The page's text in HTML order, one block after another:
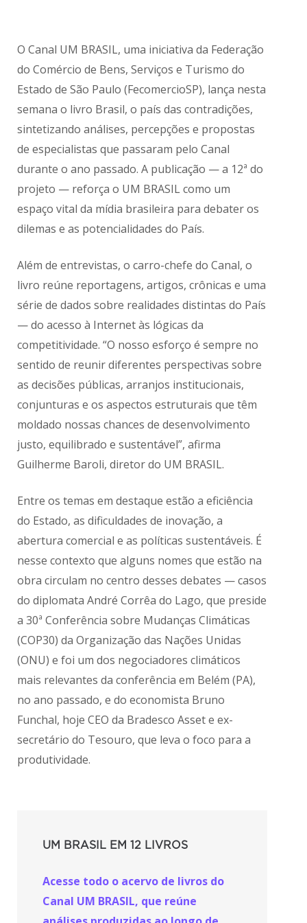
O Canal UM BRASIL, uma iniciativa da Federação
do Comércio de Bens, Serviços e Turismo do
Estado de São Paulo (FecomercioSP), lança nesta
semana o livro Brasil, o país das contradições,
sintetizando análises, percepções e propostas
de especialistas que passaram pelo Canal
durante o ano passado. A publicação — a 12ª do
projeto — reforça o UM BRASIL como um
espaço vital da mídia brasileira para debater os
dilemas e as potencialidades do País.
Além de entrevistas, o carro-chefe do Canal, o
livro reúne reportagens, artigos, crônicas e uma
série de dados sobre realidades distintas do País
— do acesso à Internet às lógicas da
competitividade. “O nosso esforço é sempre no
sentido de reunir diferentes perspectivas sobre
as decisões públicas, arranjos institucionais,
conjunturas e os aspectos estruturais que têm
moldado nossas chances de desenvolvimento
justo, equilibrado e sustentável”, afirma
Guilherme Baroli, diretor do UM BRASIL.
Entre os temas em destaque estão a eficiência
do Estado, as dificuldades de inovação, a
abertura comercial e as políticas sustentáveis. É
nesse contexto que alguns nomes que estão na
obra circulam no centro desses debates — casos
do diplomata André Corrêa do Lago, que preside
a 30ª Conferência sobre Mudanças Climáticas
(COP30) da Organização das Nações Unidas
(ONU) e foi um dos negociadores climáticos
mais relevantes da conferência em Belém (PA),
no ano passado, e do economista Bruno
Funchal, hoje CEO da Bradesco Asset e ex-
secretário do Tesouro, que leva o foco para a
produtividade.
UM BRASIL EM 12 LIVROS
Acesse todo o acervo de livros do
Canal UM BRASIL, que reúne